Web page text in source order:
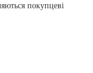
покупцеві